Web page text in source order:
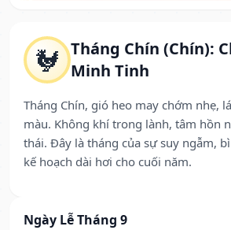
🐓 Tháng Chín (Chín):
Minh Tinh
Tháng Chín, gió heo may chớm nhẹ,
màu. Không khí trong lành, tâm hồn
thái. Đây là tháng của sự suy ngẫm,
kế hoạch dài hơi cho cuối năm.
Ngày Lễ Tháng 9